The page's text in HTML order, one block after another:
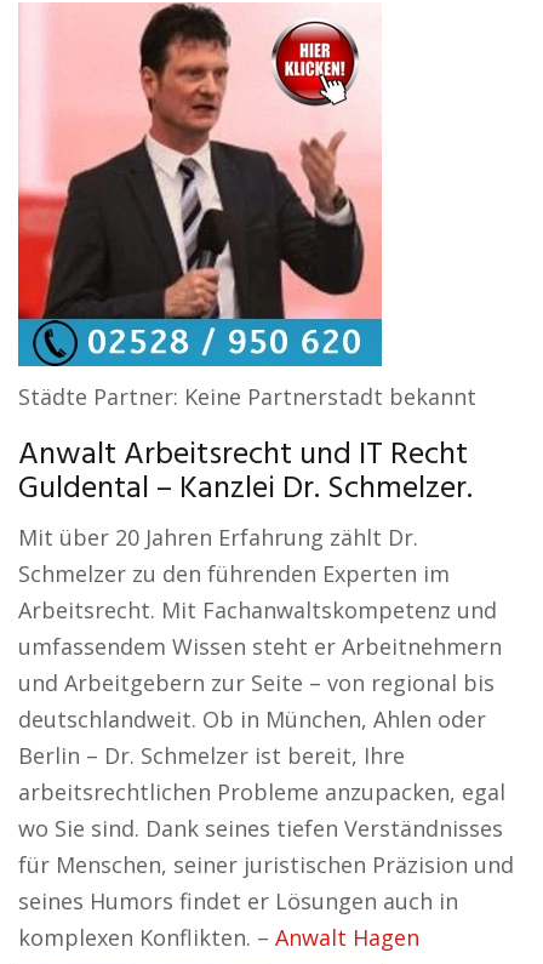
Städte Partner: Keine Partnerstadt bekannt
Anwalt Arbeitsrecht und IT Recht
Guldental – Kanzlei Dr. Schmelzer.
Mit über 20 Jahren Erfahrung zählt Dr.
Schmelzer zu den führenden Experten im
Arbeitsrecht. Mit Fachanwaltskompetenz und
umfassendem Wissen steht er Arbeitnehmern
und Arbeitgebern zur Seite – von regional bis
deutschlandweit. Ob in München, Ahlen oder
Berlin – Dr. Schmelzer ist bereit, Ihre
arbeitsrechtlichen Probleme anzupacken, egal
wo Sie sind. Dank seines tiefen Verständnisses
für Menschen, seiner juristischen Präzision und
seines Humors findet er Lösungen auch in
komplexen Konflikten. – Anwalt Hagen